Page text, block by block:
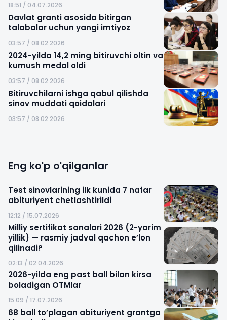
18:51 / 04.07.2026
Davlat granti asosida bitirgan
talabalar uchun yangi imtiyoz
03:57 / 08.02.2026
2024-yilda 14,2 ming bitiruvchi oltin va
kumush medal oldi
03:57 / 08.02.2026
Bitiruvchilarni ishga qabul qilishda
sinov muddati qoidalari
03:57 / 08.02.2026
Eng ko'p o'qilganlar
Test sinovlarining ilk kunida 7 nafar
abituriyent chetlashtirildi
12:12 / 15.07.2026
Milliy sertifikat sanalari 2026 (2-yarim
yillik) — rasmiy jadval qachon e’lon
qilinadi?
02:13 / 02.04.2026
2026-yilda eng past ball bilan kirsa
boladigan OTMlar
15:09 / 17.07.2026
68 ball to’plagan abituriyent grantga